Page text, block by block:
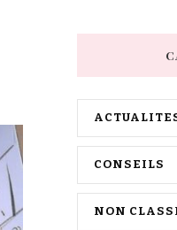
chose
CONSEILS
NON